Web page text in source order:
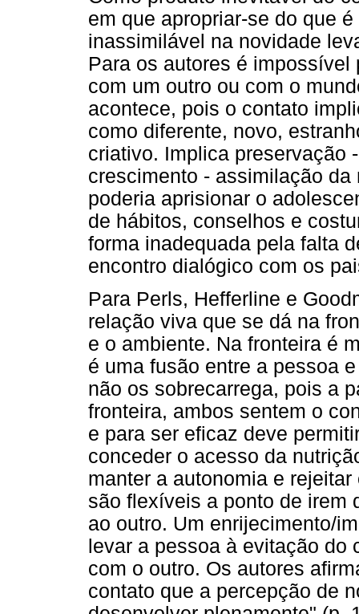
em que apropriar-se do que
inassimilável na novidade
Para os autores é
com um outro ou com o
acontece, pois o contato
como diferente, novo,
criativo. Implica preservação
crescimento - assimilação
poderia aprisionar o
de hábitos, conselhos e
forma inadequada pela falta
encontro dialógico com os
Para Perls, Hefferline e
relação viva que se dá na
e o ambiente. Na fronteira é
é uma fusão entre a pessoa
não os sobrecarrega, pois a
fronteira, ambos sentem o
e para ser eficaz deve
conceder o acesso da
manter a autonomia e
são flexíveis a ponto de irem
ao outro. Um enrijecimento/
levar a pessoa à evitação do
com o outro. Os autores
contato que a percepção de